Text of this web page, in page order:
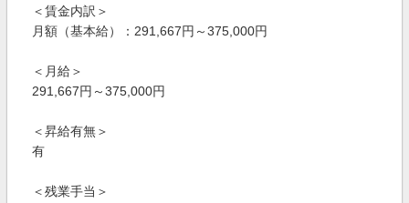
＜賃金内訳＞
月額（基本給）：291,667円～375,000円
＜月給＞
291,667円～375,000円
＜昇給有無＞
有
＜残業手当＞